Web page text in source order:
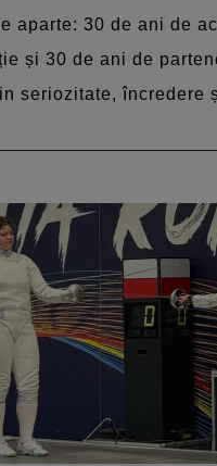
aparte: 30 de ani de
și 30 de ani de
seriozitate, încredere